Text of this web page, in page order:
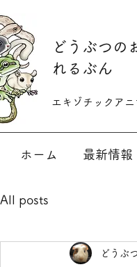
どうぶつの
れるぶん
エキゾチックアニ
ホーム 最新情報
All posts
どうぶ